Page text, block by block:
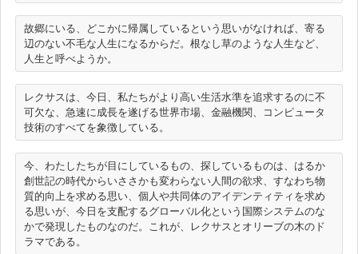
故郷にいる、どこかに帰属しているという思いがなければ、寄る
辺のない不毛な人生になるからだ。根なし草のような人生など、
レクサスは、今日、私たちがより高い生活水準を追求するのに不
可欠な、急速に成長を遂げる世界市場、金融機関、コンピュータ
今、わたしたちが目にしているもの、探しているものは、はるか
創世記の時代からいささかも変わらない人間の欲求、すなわち物
質的向上を求める思い、個人や共同体のアイデンティティを求め
る思いが、今日を支配するグローバル化という国際システムのな
かで発現したものなのだ。これが、レクサスとオリーブの木のド